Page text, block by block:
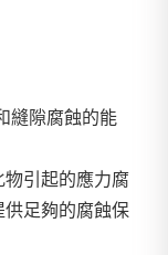
縫隙腐蝕的能
物引起的應力腐
供足夠的腐蝕保